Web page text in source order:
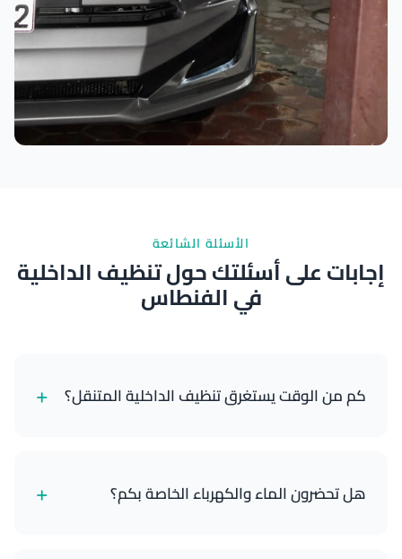
الأسئلة الشائعة
إجابات على أسئلتك حول تنظيف الداخلية
في الفنطاس
كم من الوقت يستغرق تنظيف الداخلية المتنقل؟ +
هل تحضرون الماء والكهرباء الخاصة بكم؟ +